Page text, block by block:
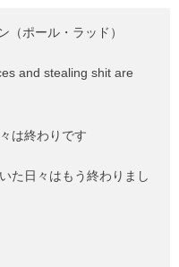
（ポール・ラッド）
and stealing shit are
は終わりです
た日々はもう終わりまし